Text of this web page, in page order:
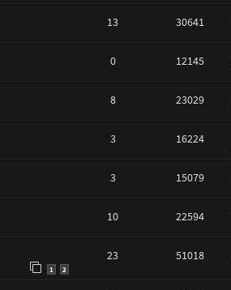
13 30641
0 12145
8 23029
3 16224
3 15079
10 22594
1 2
23 51018